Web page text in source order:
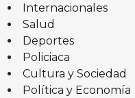
Internacionales
Salud
Deportes
Policiaca
Cultura y Sociedad
Política y Economía